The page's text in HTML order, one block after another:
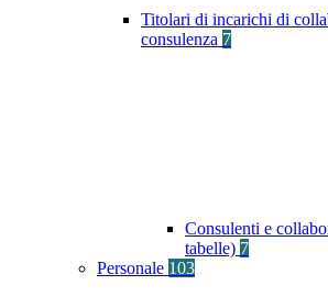
Titolari di incarichi di
consulenza 7
Consulenti e
tabelle) 7
Personale 103